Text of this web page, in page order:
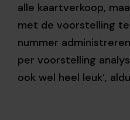
alle kaartverkoop,
met de voorstelling
nummer
per voorstelling
ook wel heel leuk’,